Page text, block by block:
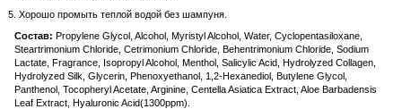
Хорошо промыть теплой водой без шампуня.
Состав: Propylene Glycol, Alcohol, Myristyl Alcohol, Water, Cyclopentasiloxane,
Steartrimonium Chloride, Cetrimonium Chloride, Behentrimonium Chloride, Sodium
Lactate, Fragrance, Isopropyl Alcohol, Menthol, Salicylic Acid, Hydrolyzed Collagen,
Hydrolyzed Silk, Glycerin, Phenoxyethanol, 1,2-Hexanediol, Butylene Glycol,
Panthenol, Tocopheryl Acetate, Arginine, Centella Asiatica Extract, Aloe Barbadensis
Leaf Extract, Hyaluronic Acid(1300ppm).